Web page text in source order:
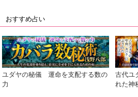
おすすめ占い
ユダヤの秘儀 運命を支配する数の
力
古代ユ
れた神